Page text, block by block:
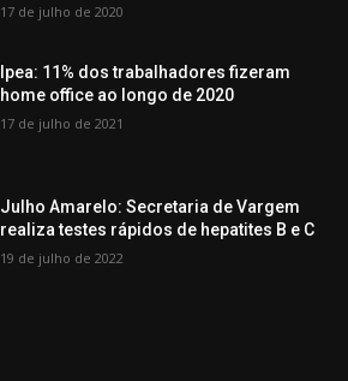
17 de julho de 2020
Ipea: 11% dos trabalhadores fizeram
home office ao longo de 2020
17 de julho de 2021
Julho Amarelo: Secretaria de Vargem
realiza testes rápidos de hepatites B e C
19 de julho de 2022